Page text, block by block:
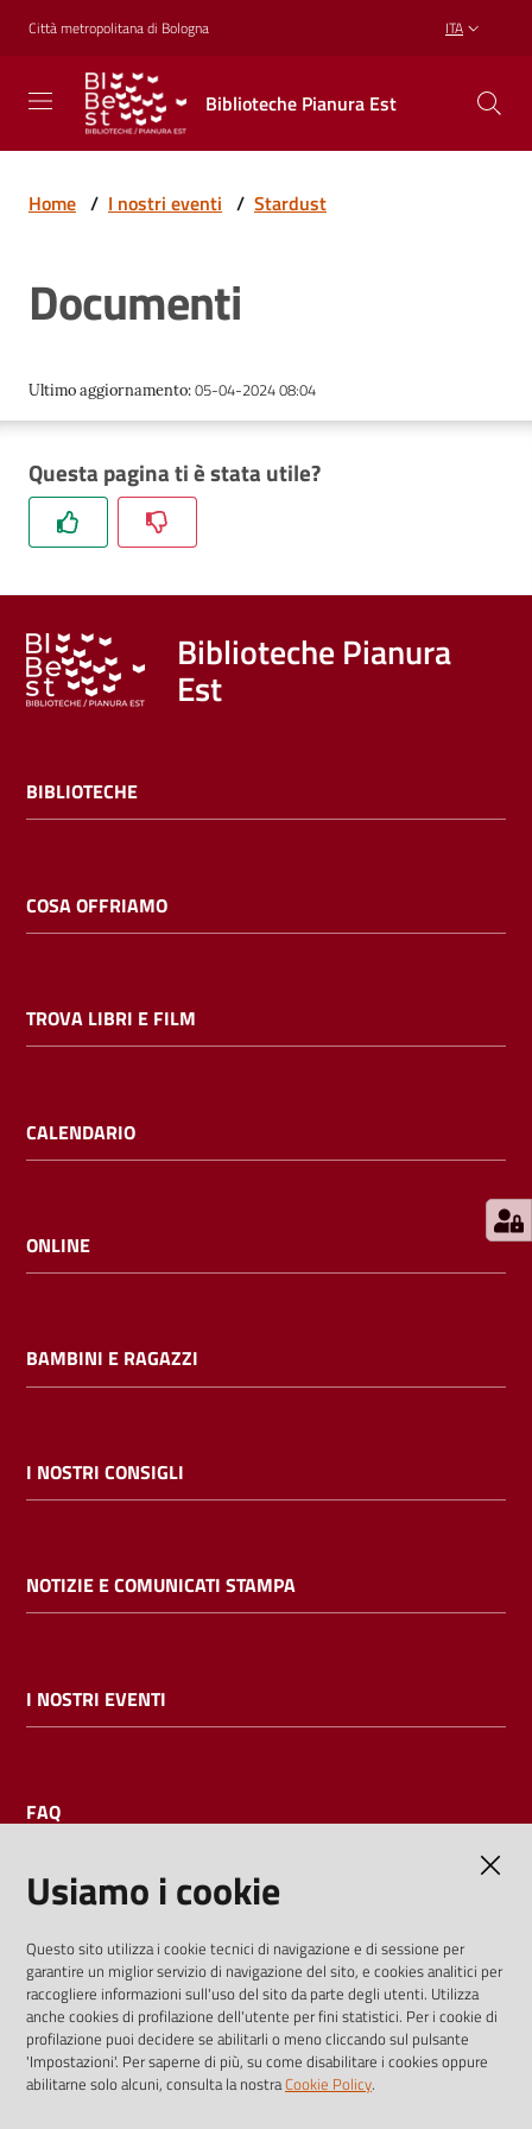
Vai al contenuto
Vai alla navigazione
Vai al footer
Città metropolitana di Bologna ITA
Biblioteche Pianura Est
Biblioteche
Pianura
Est
CREARE,
RICREARSI
Biblioteche
Trova
e
Calendario
Online
ragazzi
i
l
Cerca nei
cataloghi
Chiedi al
Home / I nostri eventi / Stardust
Documenti
Ultimo aggiornamento:05-04-2024 08:04
Questa pagina ti è stata utile?
Biblioteche Pianura
Est
BIBLIOTECHE
COSA OFFRIAMO
TROVA LIBRI E FILM
CALENDARIO
ONLINE
BAMBINI E RAGAZZI
I NOSTRI CONSIGLI
NOTIZIE E COMUNICATI STAMPA
I NOSTRI EVENTI
FAQ
I dati personali pubblicati sono riutilizzabili solo alle condizioni
previste dalla direttiva comunitaria 2003/98/CE e dal d.lgs.
36/2006
Usiamo i cookie
Questo sito utilizza i cookie tecnici di navigazione e di sessione per
garantire un miglior servizio di navigazione del sito, e cookies analitici per
raccogliere informazioni sull'uso del sito da parte degli utenti. Utilizza
anche cookies di profilazione dell'utente per fini statistici. Per i cookie di
profilazione puoi decidere se abilitarli o meno cliccando sul pulsante
'Impostazioni'. Per saperne di più, su come disabilitare i cookies oppure
abilitarne solo alcuni, consulta la nostraCookie Policy.